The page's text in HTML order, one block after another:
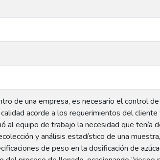
de una empresa, es necesario el control
acorde a los requerimientos del
al equipo de trabajo la necesidad que tenía
y análisis estadístico de una
de peso en la dosificación de